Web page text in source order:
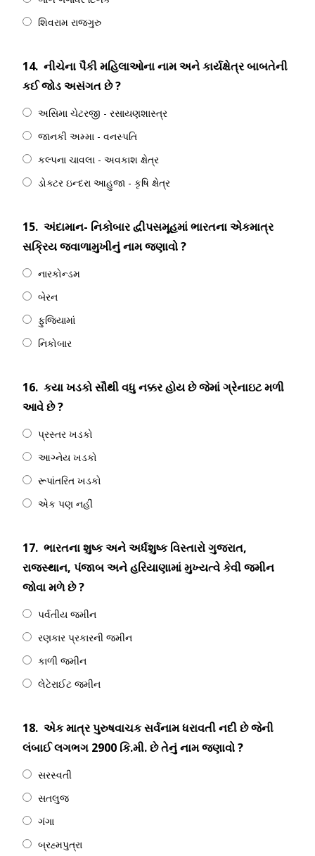
શિવરામ રાજગુરુ
14. નીચેના પૈકી મહિલાઓના નામ અને કાર્યક્ષેત્ર બાબતેની
કઈ જોડ અસંગત છે ?
અસિમા ચેટરજી - રસાયણશાસ્ત્ર
જાનકી અમ્મા - વનસ્પતિ
કલ્પના ચાવલા - અવકાશ ક્ષેત્ર
ડોક્ટર ઇન્દરા આહુજા - કૃષિ ક્ષેત્ર
15. અંદામાન- નિકોબાર દ્વીપસમૂહમાં ભારતના એકમાત્ર
સક્રિય જ્વાળામુખીનું નામ જણાવો ?
નારકોન્ડમ
બેરન
ફુજિયામાં
નિકોબાર
16. કયા ખડકો સૌથી વધુ નક્કર હોય છે જેમાં ગ્રેનાઇટ મળી
આવે છે ?
પ્રસ્તર ખડકો
આગ્નેય ખડકો
રૂપાંતરિત ખડકો
એક પણ નહીં
17. ભારતના શુષ્ક અને અર્ધશુષ્ક વિસ્તારો ગુજરાત,
રાજસ્થાન, પંજાબ અને હરિયાણામાં મુખ્યત્વે કેવી જમીન
જોવા મળે છે ?
પર્વતીય જમીન
રણકાર પ્રકારની જમીન
કાળી જમીન
લેટેરાઈટ જમીન
18. એક માત્ર પુરુષવાચક સર્વનામ ધરાવતી નદી છે જેની
લંબાઈ લગભગ 2900 કિ.મી. છે તેનું નામ જણાવો ?
સરસ્વતી
સતલુજ
ગંગા
બ્રહ્મપુત્રા